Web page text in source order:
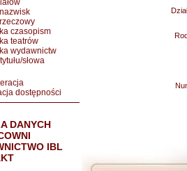
czasopism
teatrów
wydawnictw
słowa
dostępności
DANYCH
IBL